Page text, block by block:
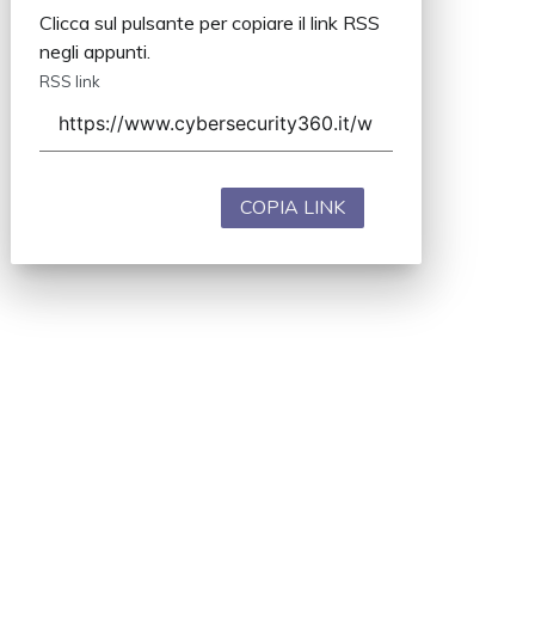
Clicca sul pulsante per copiare il link RSS
negli appunti.
RSS link
COPIA LINK